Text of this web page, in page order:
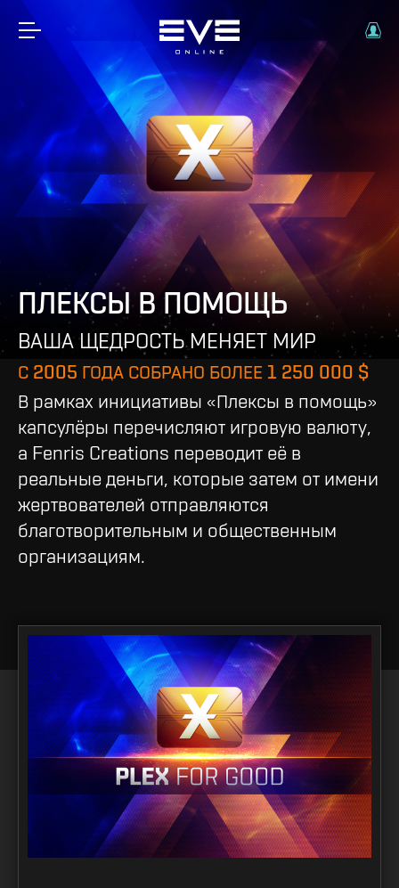
ПЛЕКСЫ В ПОМОЩЬ
ВАША ЩЕДРОСТЬ МЕНЯЕТ МИР
С 2005 ГОДА СОБРАНО БОЛЕЕ 1 250 000 $
В рамках инициативы «Плексы в помощь»
капсулёры перечисляют игровую валюту,
а Fenris Creations переводит её в
реальные деньги, которые затем от имени
жертвователей отправляются
благотворительным и общественным
организациям.